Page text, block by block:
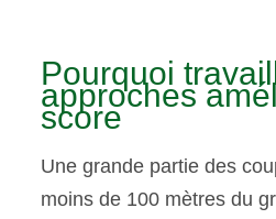
Pourquoi
approches
score
Une grande partie des
moins de 100 mètres du